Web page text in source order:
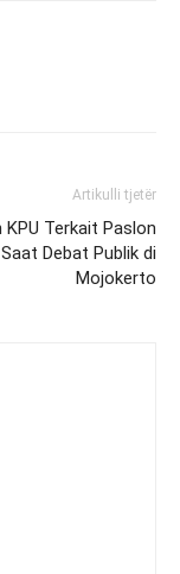
Artikulli tjetër
KPU Terkait Paslon
Debat Publik di
Mojokerto